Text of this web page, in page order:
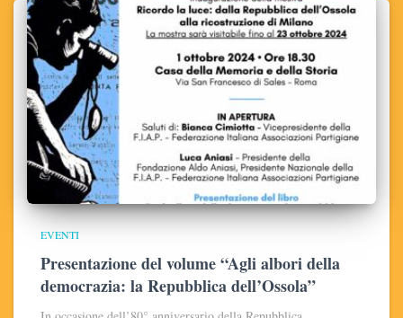
EVENTI
Presentazione del volume “Agli albori della
democrazia: la Repubblica dell’Ossola”